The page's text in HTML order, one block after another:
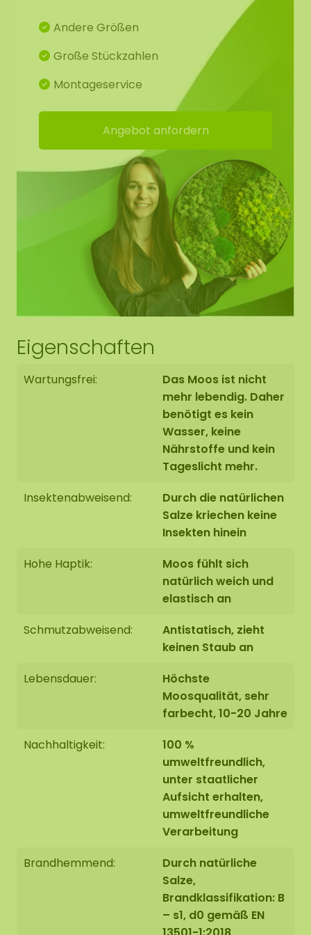
fühlen sich weich an und haben eine große
Anziehungskraft. Unsere Moose sind von höchster
Qualität und garantieren eine sehr lange
Lebensdauer (10-20 Jahre).
Ein Mooszirkel von 100 cm Durchmesser wiegt
inklusive Stahlrahmen +/- 20-25 kg. Für eine
optimale Schallabsorption können wir optional
eine Akustikplatte (AkMOStico) in das Moosbild
einarbeiten. Dies sorgt für 15% mehr
Schallabsorption! Die Zirkel haben eine
Aufhängeöse pro Zirkel, so dass Sie sie leicht selbst
an einen Haken hängen können.
Skizze des Mooszirkel-Sets:
Für ein optimales Endergebnis haben wir für Sie
eine Arbeitszeichnung angefertigt, so dass sich das
können natürlich davon abweichen.
Download hier Arbeitszeichnung Set 1 20-40-60
Download hier Arbeitszeichnung Set 2 40-60-80
Download hier Arbeitszeichnung Set 3 60-80-100
Download hier Arbeitszeichnung Set 4 80-100-120
Randbearbeitung des
Rundes moosbild
der Bodenplatte ist schwarz. Wir runden die Kante
Kante der Bodenplatte sauber
Ausführung 2: Die Kante ist mit einer erhöhten
Die Stahlkante wird mit einer
hochwertigen Pulverbeschichtung in MAT-
Schwarz RAL 9005 (Industrieschwarz) beschichtet.
Die Rundes moosbild werden auf Bestellung in
handgefertigt.
Sie haben die Möglichkeit, den Rundes moosbild
1: Abholung an der Adresse Florapark 14 in Asten
Andere Größen
Große Stückzahlen
Montageservice
Angebot anfordern
Eigenschaften
Wartungsfrei:
Das Moos ist nicht
mehr lebendig. Daher
benötigt es kein
Wasser, keine
Nährstoffe und kein
Tageslicht mehr.
Insektenabweisend:
Durch die natürlichen
Salze kriechen keine
Insekten hinein
Hohe Haptik:
Moos fühlt sich
natürlich weich und
elastisch an
Schmutzabweisend:
Antistatisch, zieht
keinen Staub an
Lebensdauer:
Höchste
Moosqualität, sehr
farbecht, 10-20 Jahre
Nachhaltigkeit:
100 %
umweltfreundlich,
unter staatlicher
Aufsicht erhalten,
umweltfreundliche
Verarbeitung
Brandhemmend:
Durch natürliche
Salze,
Brandklassifikation: B
– s1, d0 gemäß EN